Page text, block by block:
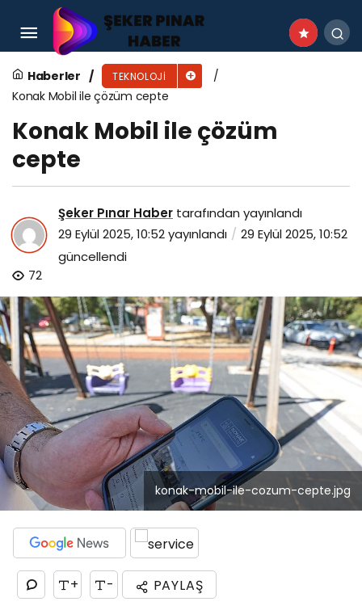
Haberler TEKNOLOJI
Konak Mobil ile çözüm cepte
Konak Mobil ile çözüm
cepte
Şeker Pınar Haber tarafından yayınlandı
29 Eylül 2025, 10:52yayınlandı
29 Eylül 2025, 10:52
güncellendi
72
konak-mobil-ile-cozum-cepte.jpg
+ - PAYLAŞ
İzmir Fen Lisesi Öğrencisi, TEKNOFEST 2025’te
Türkiye Birincisi Oldu